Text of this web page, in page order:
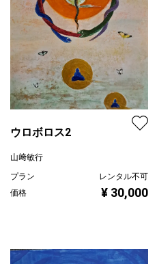
ウロボロス2
山﨑敏行
プラン
レンタル不可
価格
¥ 30,000